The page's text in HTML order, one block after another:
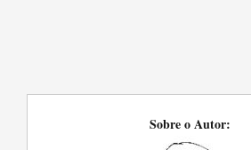
Sobre o Autor: